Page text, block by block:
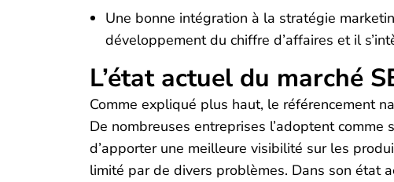
Une bonne intégration à la stratégie
développement du chiffre d’affaires et il
L’état actuel du marché
Comme expliqué plus haut, le référencement
De nombreuses entreprises l’adoptent
d’apporter une meilleure visibilité sur les
limité par de divers problèmes. Dans son état